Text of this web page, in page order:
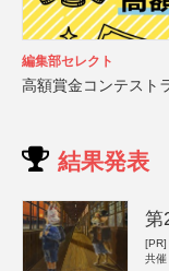
編集部セレクト
高額賞金コンテスト
結果発表
第
[PR]
共催